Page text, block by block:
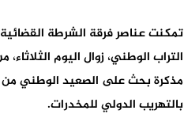
تمكنت عناصر فرقة الشرطة
مذكرة بحث على الصعيد الوطني من
بالتهريب الدولي للمخدرات.